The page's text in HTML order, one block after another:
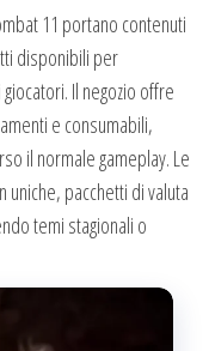
11 portano contenuti
disponibili per
Il negozio offre
e consumabili,
il normale gameplay. Le
pacchetti di valuta
temi stagionali o